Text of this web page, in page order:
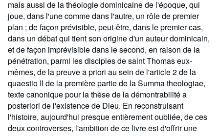
mais aussi de la théologie dominicaine de l'époque, qui
joue, dans l'une comme dans l'autre, un rôle de premier
plan ; de façon prévisible, peut-être, dans le premier cas,
dans un débat qui tient son origine d'un auteur dominicain,
et de façon imprévisible dans le second, en raison de la
pénétration, parmi les disciples de saint Thomas eux-
mêmes, de la preuve a priori au sein de l'article 2 de la
quaestio II de la première partie de la Summa theologiae,
texte canonique pour la thèse de la démontrabilité a
posteriori de l'existence de Dieu. En reconstruisant
l'histoire, aujourd'hui presque entièrement oubliée, de ces
deux controverses, l'ambition de ce livre est d'offrir une